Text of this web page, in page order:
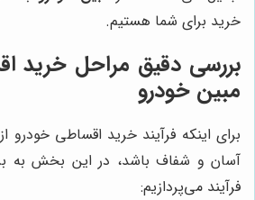
خرید برای شما هستیم.
بررسی دقیق مراحل خرید
مبین خودرو
برای اینکه فرآیند خرید اقساطی خودرو از
آسان و شفاف باشد، در این بخش به
فرآیند می‌پردازیم: